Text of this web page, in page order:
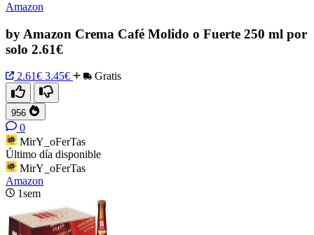
Amazon
by Amazon Crema Café Molido o Fuerte 250 ml por
solo 2.61€
2.61€ 3.45€ Gratis
956
0
MirY_oFerTas
Último día disponible
MirY_oFerTas
Amazon
1sem